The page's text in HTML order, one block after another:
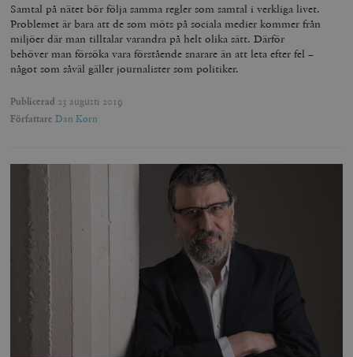
Samtal på nätet bör följa samma regler som samtal i verkliga livet.
Problemet är bara att de som möts på sociala medier kommer från
miljöer där man tilltalar varandra på helt olika sätt. Därför
behöver man försöka vara förstående snarare än att leta efter fel –
något som såväl gäller journalister som politiker.
Publicerad 23 augusti 2019
Författare Dan Korn